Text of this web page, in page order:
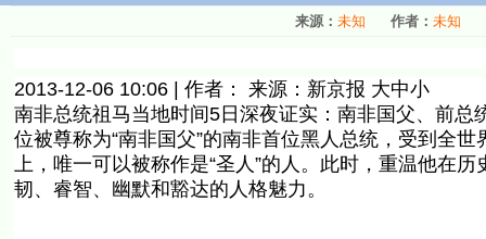
来源： 未知 作者： 未知
2013-12-06 10:06 | 作者： 来源：新京报 大中小
南非总统祖马当地时间5日深夜证实：南非国父、前
位被尊称为“南非国父”的南非首位黑人总统，受到全
上，唯一可以被称作是“圣人”的人。此时，重温他在
韧、睿智、幽默和豁达的人格魅力。